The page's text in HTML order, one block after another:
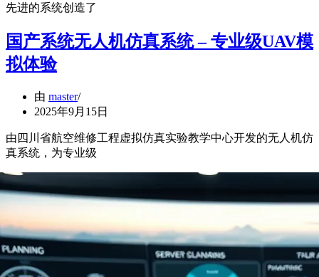
先进的系统创造了
国产系统无人机仿真系统 – 专业级UAV模
拟体验
由 master
2025年9月15日
由四川省航空维修工程虚拟仿真实验教学中心开发的无人机仿
真系统，为专业级